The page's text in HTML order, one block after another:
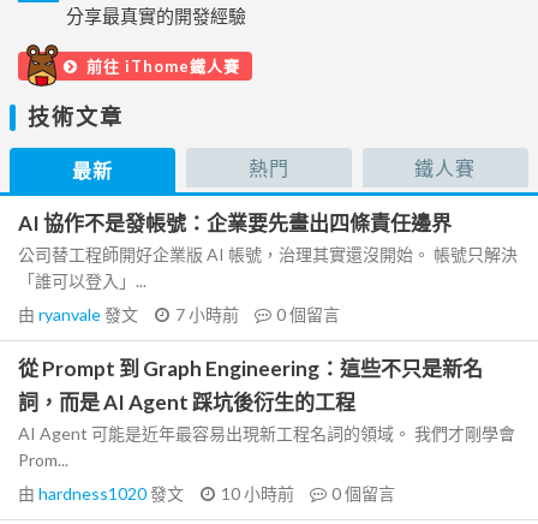
分享最真實的開發經驗
前往 iThome鐵人賽
技術文章
最新 熱門 鐵人賽
AI 協作不是發帳號：企業要先畫出四條責任邊界
公司替工程師開好企業版 AI 帳號，治理其實還沒開始。 帳號只解決
「誰可以登入」...
由 ryanvale發文 7 小時前 0個留言
從 Prompt 到 Graph Engineering：這些不只是新名
詞，而是 AI Agent 踩坑後衍生的工程
AI Agent 可能是近年最容易出現新工程名詞的領域。 我們才剛學會
Prom...
由 hardness1020發文 10 小時前 0個留言